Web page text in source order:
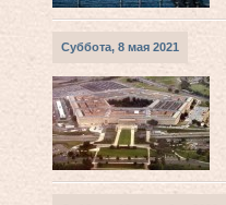
Суббота, 8 мая 2021